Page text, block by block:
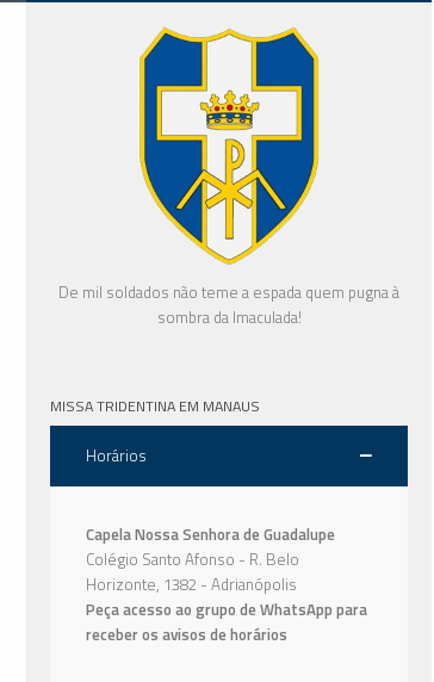
De mil soldados não teme a espada quem pugna à
sombra da Imaculada!
MISSA TRIDENTINA EM MANAUS
Horários
Capela Nossa Senhora de Guadalupe
Colégio Santo Afonso - R. Belo
Horizonte, 1382 - Adrianópolis
Peça acesso ao grupo de WhatsApp para
receber os avisos de horários